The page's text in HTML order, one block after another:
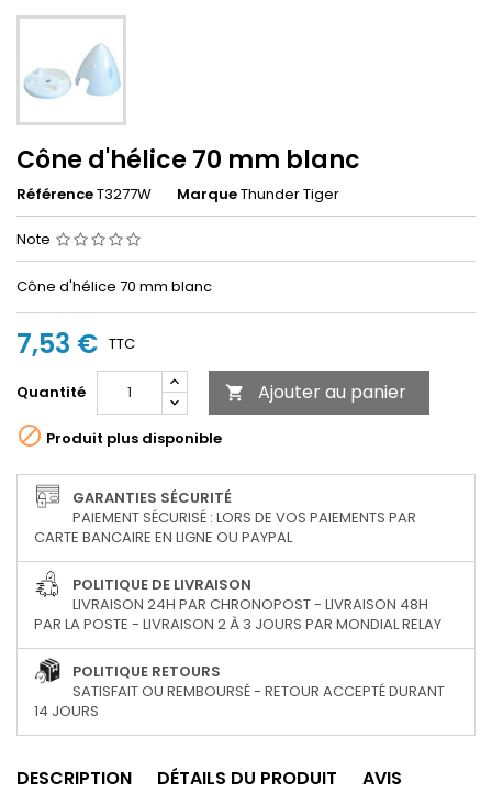
Cône d'hélice 70 mm blanc
RéférenceT3277W MarqueThunder Tiger
Note
Cône d'hélice 70 mm blanc
7,53 € TTC
Quantité  Ajouter au panier
 Produit plus disponible
GARANTIES SÉCURITÉ
PAIEMENT SÉCURISÉ : LORS DE VOS PAIEMENTS PAR
CARTE BANCAIRE EN LIGNE OU PAYPAL
POLITIQUE DE LIVRAISON
LIVRAISON 24H PAR CHRONOPOST - LIVRAISON 48H
PAR LA POSTE - LIVRAISON 2 À 3 JOURS PAR MONDIAL RELAY
POLITIQUE RETOURS
SATISFAIT OU REMBOURSÉ - RETOUR ACCEPTÉ DURANT
14 JOURS
DESCRIPTION DÉTAILS DU PRODUIT AVIS